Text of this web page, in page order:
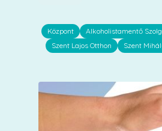
Központ Alkoholistamentő
Szent Lajos Otthon
Szent